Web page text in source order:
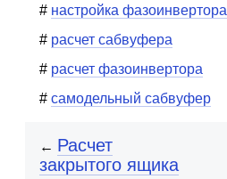
настройка фазоинвертора
расчет сабвуфера
расчет фазоинвертора
самодельный сабвуфер
← Расчет
закрытого ящика